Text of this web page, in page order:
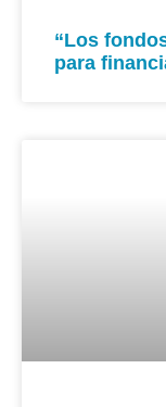
“Los
para